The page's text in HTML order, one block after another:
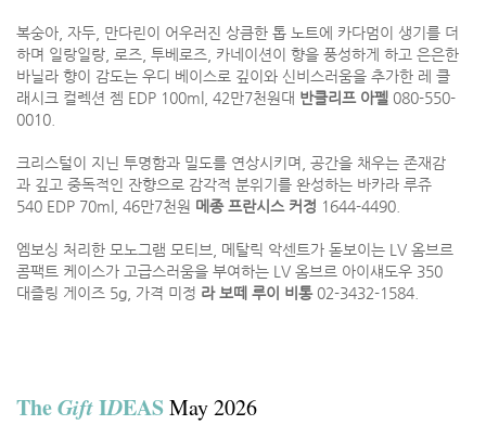
복숭아, 자두, 만다린이 어우러진 상큼한 톱 노트에 카다멈이 생기를 더
하며 일랑일랑, 로즈, 투베로즈, 카네이션이 향을 풍성하게 하고 은은한
바닐라 향이 감도는 우디 베이스로 깊이와 신비스러움을 추가한 레 클
래시크 컬렉션 젬 EDP 100ml, 42만7천원대 반클리프 아펠 080-550-
0010.
크리스털이 지닌 투명함과 밀도를 연상시키며, 공간을 채우는 존재감
과 깊고 중독적인 잔향으로 감각적 분위기를 완성하는 바카라 루쥬
540 EDP 70ml, 46만7천원 메종 프란시스 커정 1644-4490.
엠보싱 처리한 모노그램 모티브, 메탈릭 악센트가 돋보이는 LV 옴브르
콤팩트 케이스가 고급스러움을 부여하는 LV 옴브르 아이섀도우 350
대즐링 게이즈 5g, 가격 미정 라 보떼 루이 비통02-3432-1584.
TheGiftIDEASMay 2026